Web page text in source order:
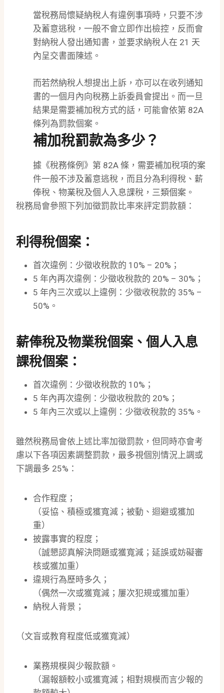
當稅務局懷疑納稅人有違例事項時，只要不涉
及蓄意逃稅，一般不會立即作出檢控，反而會
對納稅人發出通知書，並要求納稅人在 21 天
內呈交書面陳述。
而若然納稅人想提出上訴，亦可以在收列通知
書的一個月內向稅務上訴委員會提出。而一旦
結果是需要補加稅方式的話，可能會依第 82A
條列為罰款個案。
補加稅罰款為多少？
據《稅務條例》第 82A 條，需要補加稅項的案
件一般不涉及蓄意逃稅，而且分為利得稅、薪
俸稅、物業稅及個人入息課稅，三類個案。
稅務局會參照下列加徵罰款比率來評定罰款額：
利得稅個案：
首次違例：少徵收稅款的 10% – 20%；
5 年內再次違例：少徵收稅款的 20% – 30%；
5 年內三次或以上違例：少徵收稅款的 35% –
50%。
薪俸稅及物業稅個案、個人入息
課稅個案：
首次違例：少徵收稅款的 10%；
5 年內再次違例：少徵收稅款的 20%；
5 年內三次或以上違例：少徵收稅款的 35%。
雖然稅務局會依上述比率加徵罰款，但同時亦會考
慮以下各項因素調整罰款，最多視個別情況上調或
下調最多 25%：
合作程度；
（妥協、積極或獲寬減；被動、迴避或獲加
重）
披露事實的程度；
（誠懇認真解決問題或獲寬減；延誤或妨礙審
核或獲加重）
違規行為歷時多久；
（偶然一次或獲寬減；屢次犯規或獲加重）
納稅人背景；
（文盲或教育程度低或獲寬減）
業務規模與少報款額。
（漏報額較小或獲寬減；相對規模而言少報的